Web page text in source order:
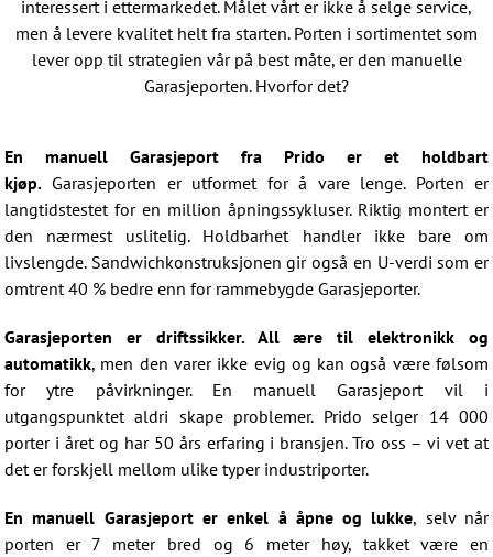
interessert i ettermarkedet. Målet vårt er ikke å selge service,
men å levere kvalitet helt fra starten. Porten i sortimentet som
lever opp til strategien vår på best måte, er den manuelle
Garasjeporten. Hvorfor det?
En manuell Garasjeport fra Prido er et holdbart
kjøp. Garasjeporten er utformet for å vare lenge. Porten er
langtidstestet for en million åpningssykluser. Riktig montert er
den nærmest uslitelig. Holdbarhet handler ikke bare om
livslengde. Sandwichkonstruksjonen gir også en U-verdi som er
omtrent 40 % bedre enn for rammebygde Garasjeporter.
Garasjeporten er driftssikker. All ære til elektronikk og
automatikk, men den varer ikke evig og kan også være følsom
for ytre påvirkninger. En manuell Garasjeport vil i
utgangspunktet aldri skape problemer. Prido selger 14 000
porter i året og har 50 års erfaring i bransjen. Tro oss – vi vet at
det er forskjell mellom ulike typer industriporter.
En manuell Garasjeport er enkel å åpne og lukke, selv når
porten er 7 meter bred og 6 meter høy, takket være en